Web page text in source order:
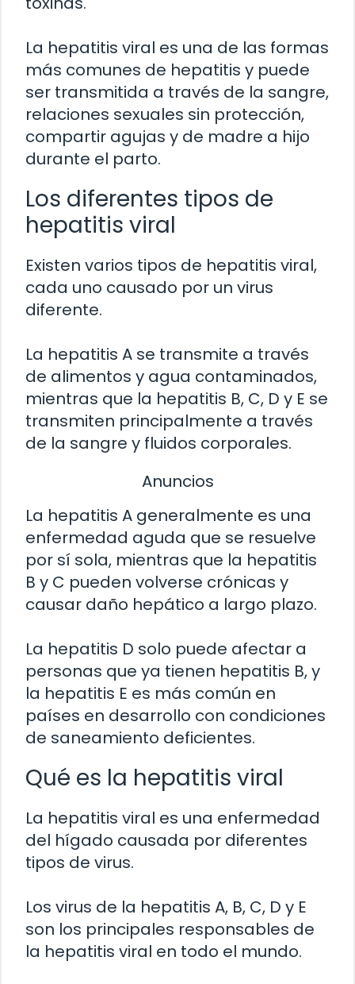
La hepatitis viral es una de las formas
más comunes de hepatitis y puede
ser transmitida a través de la sangre,
relaciones sexuales sin protección,
compartir agujas y de madre a hijo
durante el parto.
Los diferentes tipos de
hepatitis viral
Existen varios tipos de hepatitis viral,
cada uno causado por un virus
diferente.
La hepatitis A se transmite a través
de alimentos y agua contaminados,
mientras que la hepatitis B, C, D y E se
transmiten principalmente a través
de la sangre y fluidos corporales.
Anuncios
La hepatitis A generalmente es una
enfermedad aguda que se resuelve
por sí sola, mientras que la hepatitis
B y C pueden volverse crónicas y
causar daño hepático a largo plazo.
La hepatitis D solo puede afectar a
personas que ya tienen hepatitis B, y
la hepatitis E es más común en
países en desarrollo con condiciones
de saneamiento deficientes.
Qué es la hepatitis viral
La hepatitis viral es una enfermedad
del hígado causada por diferentes
tipos de virus.
Los virus de la hepatitis A, B, C, D y E
son los principales responsables de
la hepatitis viral en todo el mundo.